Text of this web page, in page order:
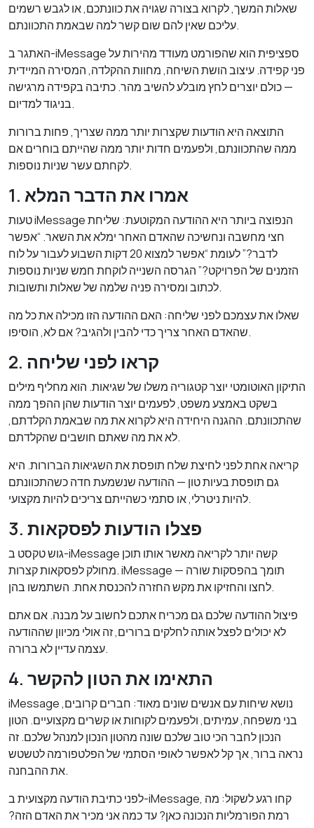
שאלות המשך, לקרוא בצורה שגויה את כוונתכם, או לגבש רשמים
עליכם שאין להם שום קשר למה שבאמת התכוונתם.
האתגר ב-iMessage ספציפית הוא שהפורמט מעודד מהירות על
פני קפידה. עיצוב הושת השיחה, מחוות ההקלדה, המסירה המיידית
— כולם יוצרים לחץ מובלע להשיב מהר. כתיבה בקפידה מרגישה
בניגוד למדיום.
התוצאה היא הודעות שקצרות יותר ממה שצריך, פחות ברורות
ממה שהתכוונתם, ולפעמים חדות יותר ממה שהייתם בוחרים אם
לקחתם עשר שניות נוספות.
1. אמרו את הדבר המלא
טעות iMessage הנפוצה ביותר היא ההודעה המקוטעת: שליחת
חצי מחשבה ונחשיכה שהאדם האחר ימלא את השאר. “אפשר
לדבר?” לעומת “אפשר למצוא 20 דקות השבוע לעבור על לוח
הזמנים של הפרויקט?” הגרסה השנייה לוקחת חמש שניות נוספות
לכתוב ומסירה פניה שלמה של שאלות ותשובות.
שאלו את עצמכם לפני שליחה: האם ההודעה הזו מכילה את כל מה
שהאדם האחר צריך כדי להבין ולהגיב? אם לא, הוסיפו.
2. קראו לפני שליחה
התיקון האוטומטי יוצר קטגוריה משלו של שגיאות. הוא מחליף מילים
בשקט באמצע משפט, לפעמים יוצר הודעות שהן ההפך ממה
שהתכוונתם. ההגנה היחידה היא לקרוא את מה שבאמת הקלדתם,
לא את מה שאתם חושבים שהקלדתם.
קריאה אחת לפני לחיצת שלח תופסת את השגיאות הברורות. היא
גם תופסת בעיות טון — ההודעה שנשמעת חדה כשהתכוונתם
להיות ניטרלי, או סתמי כשהייתם צריכים להיות מקצועי.
3. פצלו הודעות לפסקאות
גוש טקסט ב-iMessage קשה יותר לקריאה מאשר אותו תוכן
מחולק לפסקאות קצרות. iMessage תומך בהפסקות שורה —
לחצו והחזיקו את מקש החזרה להכנסת אחת. השתמשו בהן.
פיצול ההודעה שלכם גם מכריח אתכם לחשוב על מבנה. אם אתם
לא יכולים לפצל אותה לחלקים ברורים, זה אולי מכיוון שההודעה
עצמה עדיין לא ברורה.
4. התאימו את הטון להקשר
iMessage נושא שיחות עם אנשים שונים מאוד: חברים קרובים,
בני משפחה, עמיתים, ולפעמים לקוחות או קשרים מקצועיים. הטון
הנכון לחבר הכי טוב שלכם שונה מהטון הנכון למנהל שלכם. זה
נראה ברור, אך קל לאפשר לאופי הסתמי של הפלטפורמה לטשטש
את ההבחנה.
לפני כתיבת הודעה מקצועית ב-iMessage, קחו רגע לשקול: מה
רמת הפורמליות הנכונה כאן? עד כמה אני מכיר את האדם הזה?